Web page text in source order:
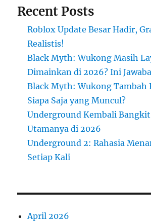
Recent Posts
Roblox Update Besar Hadir,
Realistis!
Black Myth: Wukong Masih
Dimainkan di 2026? Ini
Black Myth: Wukong Tambah
Siapa Saja yang Muncul?
Underground Kembali
Utamanya di 2026
Underground 2: Rahasia
Setiap Kali
April 2026